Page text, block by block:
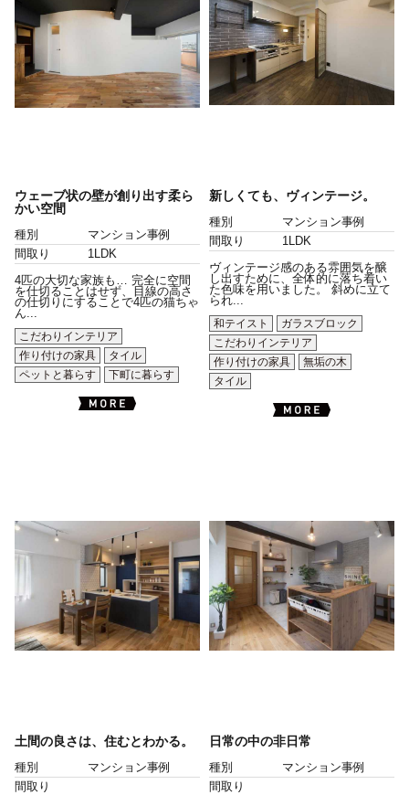
ウェーブ状の壁が創り出す柔ら
かい空間
種別
マンション事例
間取り
1LDK
4匹の大切な家族も… 完全に空間
を仕切ることはせず、目線の高さ
の仕切りにすることで4匹の猫ちゃ
ん...
こだわりインテリア
作り付けの家具
タイル
ペットと暮らす
下町に暮らす
新しくても、ヴィンテージ。
種別
マンション事例
間取り
1LDK
ヴィンテージ感のある雰囲気を醸
し出すために、全体的に落ち着い
た色味を用いました。 斜めに立て
られ...
和テイスト
ガラスブロック
こだわりインテリア
作り付けの家具
無垢の木
タイル
土間の良さは、住むとわかる。
種別
マンション事例
間取り
日常の中の非日常
種別
マンション事例
間取り